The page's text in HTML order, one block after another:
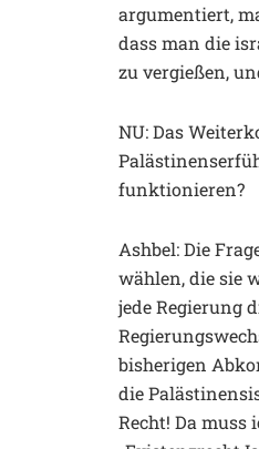
argumentiert,
dass man die
zu vergießen,
NU: Das
funktionieren?
Ashbel: Die
wählen, die sie
jede Regierung
bisherigen
die
Recht! Da